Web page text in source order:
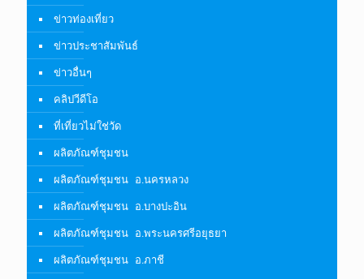
ข่าวท่องเที่ยว
ข่าวประชาสัมพันธ์
ข่าวอื่นๆ
คลิปวีดีโอ
ที่เที่ยวไม่ใช่วัด
ผลิตภัณฑ์ชุมชน
ผลิตภัณฑ์ชุมชน อ.นครหลวง
ผลิตภัณฑ์ชุมชน อ.บางปะอิน
ผลิตภัณฑ์ชุมชน อ.พระนครศรีอยุธยา
ผลิตภัณฑ์ชุมชน อ.ภาชี